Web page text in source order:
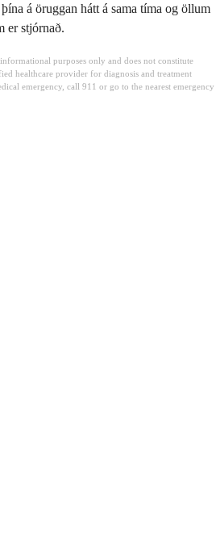
á öruggan hátt á sama tíma og öllum
er stjórnað.
purposes only and does not constitute
healthcare provider for diagnosis and treatment
emergency, call 911 or go to the nearest emergency